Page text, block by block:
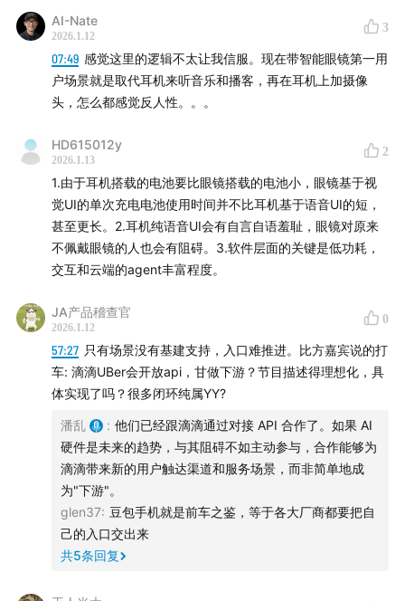
则的构建——图形界面、触控操作、APP生态，这些今天
看来理所当然的东西，都是那一代人一行行代码写出来
的。但从手机到AI硬件的跨越中，董红光第一次发现，自
己熟悉的规则全都要推倒重来。
开一条裂缝。
这期对话围绕几个核心问题展开：为什么是耳机而非眼
镜？从图形界面到意图感知，交互逻辑发生了什么根本变
化？一个越用越懂你的AI助手，跟纯工具有何不同？以
及，为什么通用硬件的价值一定大于专用硬件？
🎙【本期嘉宾】董红光
董红光（光帆科技创始人）
🎬 视频播客将同步上线于@潘乱 的视频号、哔哩哔哩、微
博、小红书、Youtube等平台。
📒 文字版将发布于@乱翻书 公众号。欢迎搜索关注。
AI-Nate
2026.1.12
3
07:49 感觉这里的逻辑不太让我信服。现在带智能眼镜第一用
户场景就是取代耳机来听音乐和播客，再在耳机上加摄像
头，怎么都感觉反人性。。。
HD615012y
2026.1.13
2
1.由于耳机搭载的电池要比眼镜搭载的电池小，眼镜基于视
觉UI的单次充电电池使用时间并不比耳机基于语音UI的短，
甚至更长。2.耳机纯语音UI会有自言自语羞耻，眼镜对原来
不佩戴眼镜的人也会有阻碍。3.软件层面的关键是低功耗，
交互和云端的agent丰富程度。
JA产品稽查官
2026.1.12
0
57:27 只有场景没有基建支持，入口难推进。比方嘉宾说的打
车: 滴滴UBer会开放api，甘做下游？节目描述得理想化，具
体实现了吗？很多闭环纯属YY?
潘乱 : 他们已经跟滴滴通过对接 API 合作了。如果 AI
硬件是未来的趋势，与其阻碍不如主动参与，合作能够为
滴滴带来新的用户触达渠道和服务场景，而非简单地成
为"下游"。
glen37: 豆包手机就是前车之鉴，等于各大厂商都要把自
己的入口交出来
共5条回复